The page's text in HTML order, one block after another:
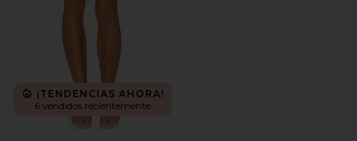
¡TENDENCIAS AHORA!
6 vendidos recientemente